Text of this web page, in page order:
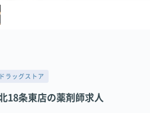
ラッグストア
18条東店の薬剤師求人